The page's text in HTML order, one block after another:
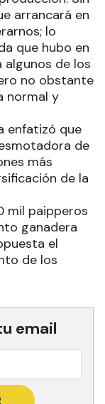
arrancará en
lo
que hubo en
algunos de los
no obstante
normal y
enfatizó que
de
más
de la
mil paipperos
ganadera
el
de los
email